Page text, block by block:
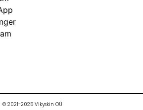
© 2021-2025 Vikyskin OÜ